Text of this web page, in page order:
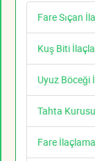
Fare Sıçan
Kuş Biti
Uyuz Böceği
Tahta
Fare İlaçlama